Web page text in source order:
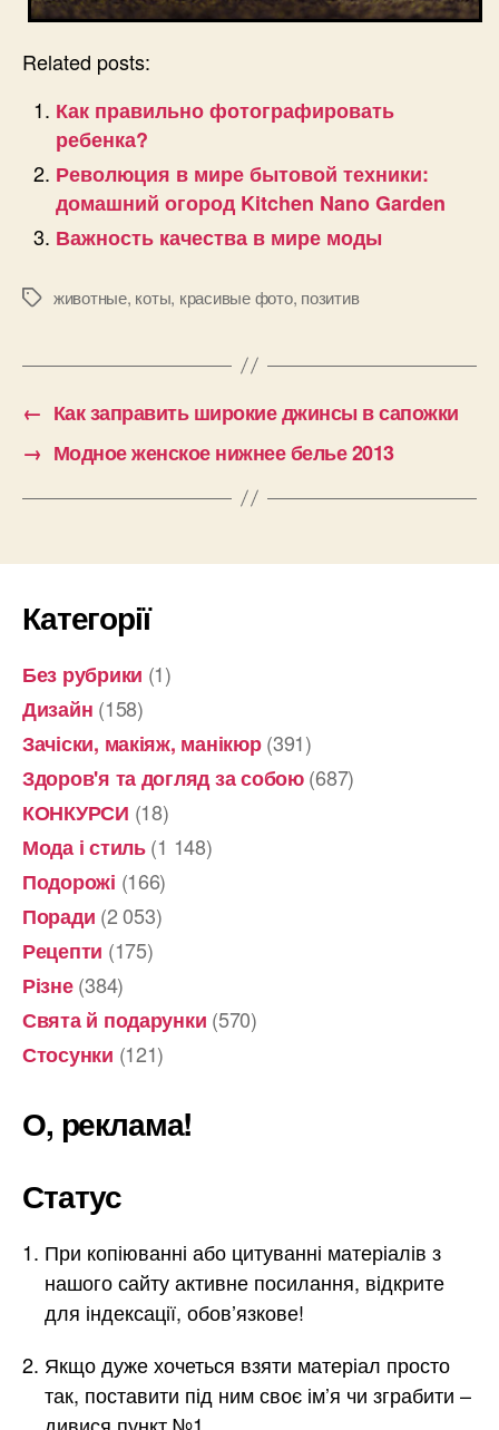
Related posts:
Как правильно фотографировать
ребенка?
Революция в мире бытовой техники:
домашний огород Kitchen Nano Garden
Важность качества в мире моды
Позначки
животные, коты, красивые фото, позитив
← Как заправить широкие джинсы в сапожки
→ Модное женское нижнее белье 2013
Категорії
Без рубрики (1)
Дизайн (158)
Зачіски, макіяж, манікюр(391)
Здоров'я та догляд за собою(687)
КОНКУРСИ (18)
Мода і стиль(1 148)
Подорожі (166)
Поради (2 053)
Рецепти (175)
Різне(384)
Свята й подарунки (570)
Стосунки (121)
О, реклама!
Статус
При копіюванні або цитуванні матеріалів з
нашого сайту активне посилання, відкрите
для індексації, обов’язкове!
Якщо дуже хочеться взяти матеріал просто
так, поставити під ним своє ім’я чи зграбити –